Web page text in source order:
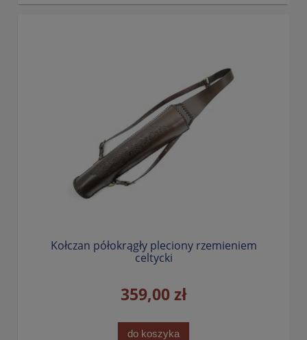
Kołczan półokrągły pleciony rzemieniem
celtycki
359,00 zł
do koszyka